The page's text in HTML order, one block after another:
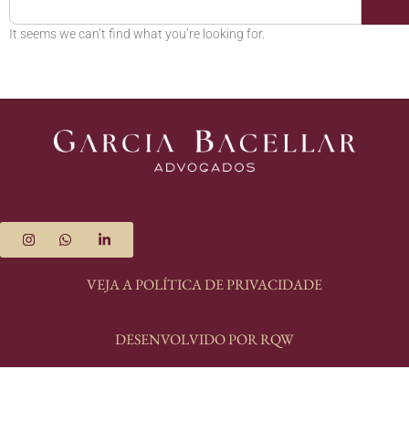
It seems we can’t find what you’re looking for.
VEJA A POLÍTICA DE PRIVACIDADE
DESENVOLVIDO POR RQW